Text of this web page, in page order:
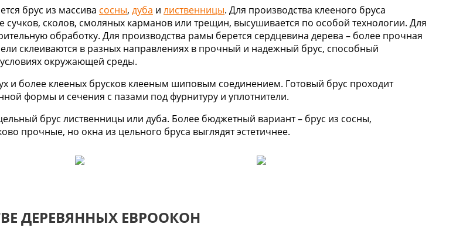
брус из массива сосны, дуба и лиственницы. Для производства клееного бруса
сучков, сколов, смоляных карманов или трещин, высушивается по особой технологии. Для
обработку. Для производства рамы берется сердцевина дерева – более прочная
склеиваются в разных направлениях в прочный и надежный брус, способный
окружающей среды.
и более клееных брусков клееным шиповым соединением. Готовый брус проходит
формы и сечения с пазами под фурнитуру и уплотнители.
брус лиственницы или дуба. Более бюджетный вариант – брус из сосны,
прочные, но окна из цельного бруса выглядят эстетичнее.
ДЕРЕВЯННЫХ ЕВРООКОН